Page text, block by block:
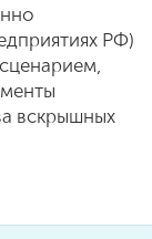
РФ)
вскрышных